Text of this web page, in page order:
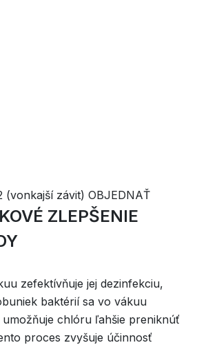
(vonkajší závit) OBJEDNAŤ
ZLEPŠENIE
zefektívňuje jej dezinfekciu,
baktérií sa vo vákuu
chlóru ľahšie preniknúť
proces zvyšuje účinnosť